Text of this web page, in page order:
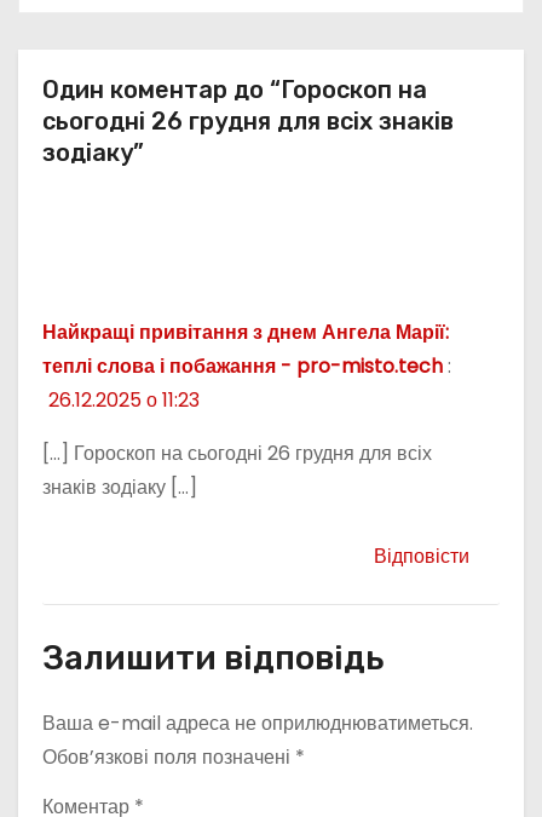
Один коментар до “Гороскоп на
сьогодні 26 грудня для всіх знаків
зодіаку”
Найкращі привітання з днем Ангела Марії:
теплі слова і побажання - pro-misto.tech:
26.12.2025 о 11:23
[…] Гороскоп на сьогодні 26 грудня для всіх
знаків зодіаку […]
Відповісти
Залишити відповідь
Ваша e-mail адреса не оприлюднюватиметься.
Обов’язкові поля позначені *
Коментар *